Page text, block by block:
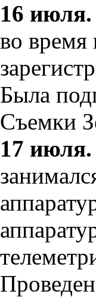
16 июля.
во время
Была
Съемки
17 июля.